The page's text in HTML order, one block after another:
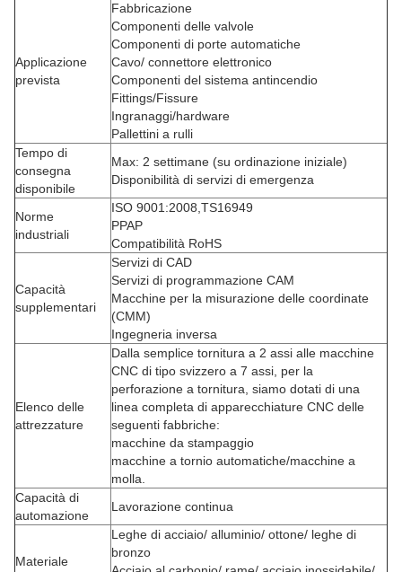
Applicazione
prevista
Fabbricazione
Componenti delle valvole
Componenti di porte automatiche
Cavo/ connettore elettronico
Componenti del sistema antincendio
Fittings/Fissure
Ingranaggi/hardware
Pallettini a rulli
Tempo di
consegna
disponibile
Max: 2 settimane (su ordinazione iniziale)
Disponibilità di servizi di emergenza
Norme
industriali
ISO 9001:2008,TS16949
PPAP
Compatibilità RoHS
Capacità
supplementari
Servizi di CAD
Servizi di programmazione CAM
Macchine per la misurazione delle coordinate
(CMM)
Ingegneria inversa
Elenco delle
attrezzature
Dalla semplice tornitura a 2 assi alle macchine
CNC di tipo svizzero a 7 assi, per la
perforazione a tornitura, siamo dotati di una
linea completa di apparecchiature CNC delle
seguenti fabbriche:
macchine da stampaggio
macchine a tornio automatiche/macchine a
molla.
Capacità di
automazione
Lavorazione continua
Materiale
Leghe di acciaio/ alluminio/ ottone/ leghe di
bronzo